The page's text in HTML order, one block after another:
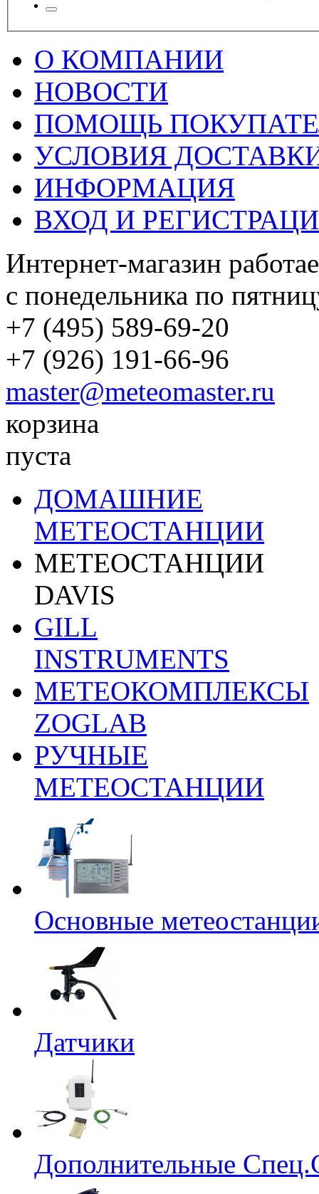
О КОМПАНИИ
НОВОСТИ
ПОМОЩЬ
УСЛОВИЯ
ИНФОРМАЦИЯ
ВХОД И
Интернет-магазин
с понедельника по
+7 (495) 589-69-20
+7 (926) 191-66-96
master@meteomaster.ru
корзина
пуста
ДОМАШНИЕ
МЕТЕОСТАНЦИИ
МЕТЕОСТАНЦИИ
DAVIS
GILL
INSTRUMENTS
МЕТЕОКОМПЛЕКСЫ
ZOGLAB
РУЧНЫЕ
МЕТЕОСТАНЦИИ
Основные
Датчики
Дополнительные